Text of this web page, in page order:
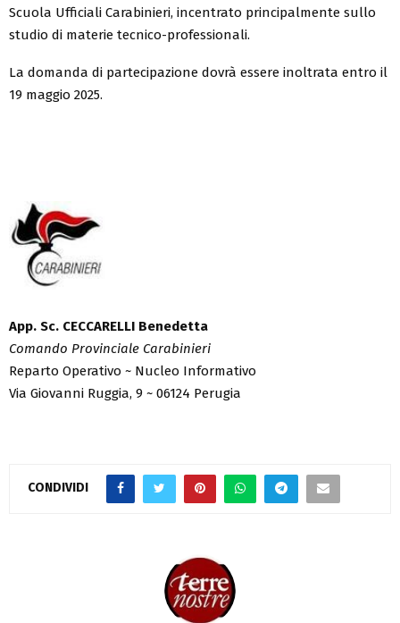
Scuola Ufficiali Carabinieri, incentrato principalmente sullo
studio di materie tecnico-professionali.
La domanda di partecipazione dovrà essere inoltrata entro il
19 maggio 2025.
App. Sc. CECCARELLI Benedetta
Comando Provinciale Carabinieri
Reparto Operativo ~ Nucleo Informativo
Via Giovanni Ruggia, 9 ~ 06124 Perugia
CONDIVIDI